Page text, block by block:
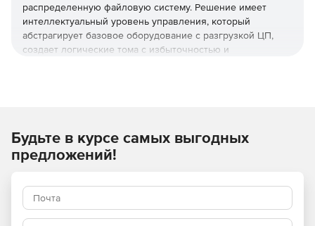
распределенную файловую систему. Решение имеет
интеллектуальный уровень управления, который
абстрагирует базовое оборудование с разгрузкой ЦП,
создает логические тома с избыточностью и
использовать объединенные устройства хранения NVMe
в сети с локальной скоростью и
задержками. Распределенные ресурсы хранилища NVMe
произвольных динамических блочных томов, которые
могут использоваться любым хостом, на котором запущен
клиент блока NVMesh.
Будьте в курсе самых выгодных
предложений!